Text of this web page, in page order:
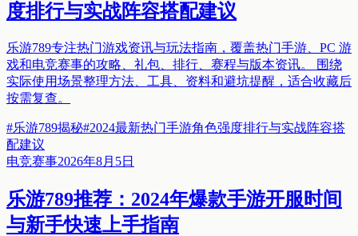
度排行与实战阵容搭配建议
乐游789专注热门游戏资讯与玩法指南，覆盖热门手游、PC 游
戏和电竞赛事的攻略、礼包、排行、赛程与版本资讯。 围绕
实际使用场景整理方法、工具、资料和避坑提醒，适合收藏后
按需复查。
#乐游789揭秘#2024最新热门手游角色强度排行与实战阵容搭
配建议
电竞赛事2026年8月5日
乐游789推荐：2024年爆款手游开服时间
与新手快速上手指南